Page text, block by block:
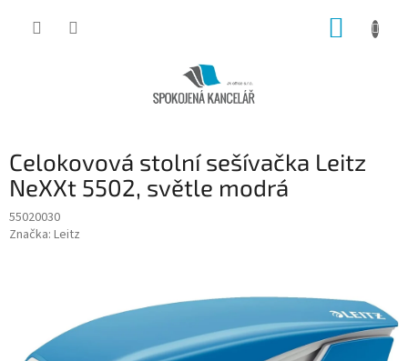
Celokovová stolní sešívačka Leitz
NeXXt 5502, světle modrá
55020030
Značka: Leitz